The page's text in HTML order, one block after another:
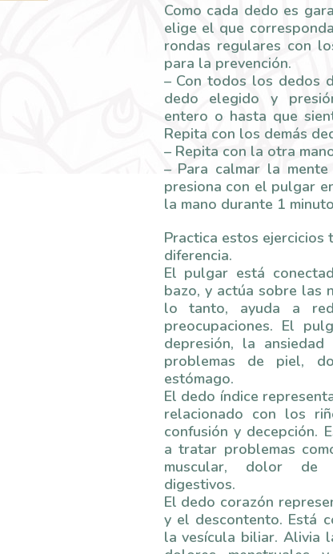
Como cada dedo es
elige el que
rondas regulares con
para la prevención.
– Con todos los dedos
dedo elegido y
entero o hasta que
Repita con los demás
– Repita con la otra
– Para calmar la
presiona con el pulgar
la mano durante 1
Practica estos
diferencia.
El pulgar está
bazo, y actúa sobre las
lo tanto, ayuda a
preocupaciones. El
depresión, la
problemas de piel,
estómago.
El dedo índice
relacionado con los
confusión y decepción.
a tratar problemas
muscular, dolor de
digestivos.
El dedo corazón
y el descontento. Está
la vesícula biliar. Alivia